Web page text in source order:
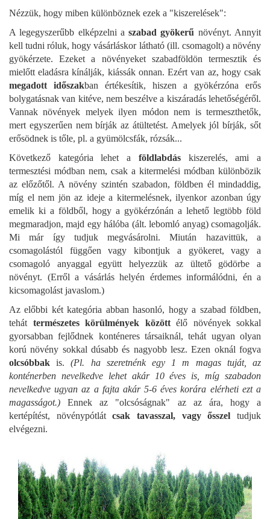
Nézzük, hogy miben különböznek ezek a "kiszerelések":
A legegyszerűbb elképzelni aszabad gyökerű növényt. Annyit
kell tudni róluk, hogy vásárláskor látható (ill. csomagolt) a növény
gyökérzete. Ezeket a növényeket szabadföldön termesztik és
mielőtt eladásra kínálják, kiássák onnan. Ezért van az, hogy csak
megadott időszakban értékesítik, hiszen a gyökérzóna erős
bolygatásnak van kitéve, nem beszélve a kiszáradás lehetőségéről.
Vannak növények melyek ilyen módon nem is termeszthetők,
mert egyszerűen nem bírják az átültetést. Amelyek jól bírják, sőt
erősödnek is tőle, pl. a gyümölcsfák, rózsák...
Következő kategória lehet a földlabdáskiszerelés, ami a
termesztési módban nem, csak a kitermelési módban különbözik
az előzőtől. A növény szintén szabadon, földben él mindaddig,
míg el nem jön az ideje a kitermelésnek, ilyenkor azonban úgy
emelik ki a földből, hogy a gyökérzónán a lehető legtöbb föld
megmaradjon, majd egy hálóba (ált. lebomló anyag) csomagolják.
Mi már így tudjuk megvásárolni. Miután hazavittük, a
csomagolástól függően vagy kibontjuk a gyökeret, vagy a
csomagoló anyaggal együtt helyezzük az ültető gödörbe a
növényt. (Erről a vásárlás helyén érdemes informálódni, én a
kicsomagolást javaslom.)
Az előbbi két kategória abban hasonló, hogy a szabad földben,
tehát természetes körülmények közöttélő növények sokkal
gyorsabban fejlődnek konténeres társaiknál, tehát ugyan olyan
korú növény sokkal dúsabb és nagyobb lesz. Ezen oknál fogva
olcsóbbak is.(Pl. ha szeretnénk egy 1 m magas tuját, az
konténerben nevelkedve lehet akár 10 éves is, míg szabadon
nevelkedve ugyan az a fajta akár 5-6 éves korára elérheti ezt a
magasságot.)Ennek az "olcsóságnak" az az ára, hogy a
kertépítést, növénypótlátcsak tavasszal, vagy ősszel tudjuk
elvégezni.